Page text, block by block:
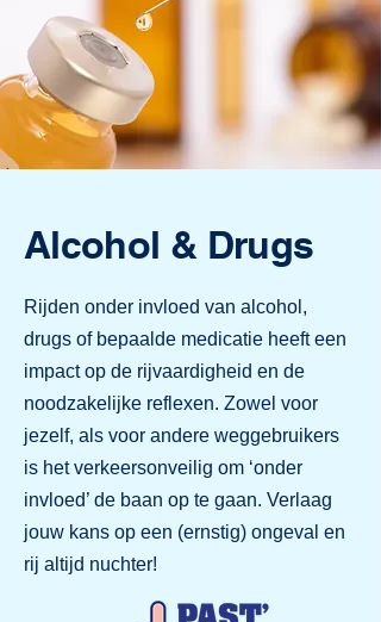
Alcohol & Drugs
Rijden onder invloed van alcohol,
drugs of bepaalde medicatie heeft een
impact op de rijvaardigheid en de
noodzakelijke reflexen. Zowel voor
jezelf, als voor andere weggebruikers
is het verkeersonveilig om ‘onder
invloed’ de baan op te gaan. Verlaag
jouw kans op een (ernstig) ongeval en
rij altijd nuchter!